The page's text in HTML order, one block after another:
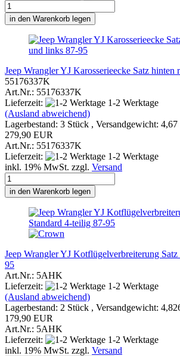
in den Warenkorb legen
Jeep Wrangler YJ Karosserieecke Satz hinten
55176337K
Art.Nr.: 55176337K
Lieferzeit:
1-2 Werktage
(Ausland abweichend)
Lagerbestand: 3 Stück , Versandgewicht: 4,67
279,90 EUR
Art.Nr.: 55176337K
Lieferzeit:
1-2 Werktage
inkl. 19% MwSt. zzgl. Versand
in den Warenkorb legen
Jeep Wrangler YJ Kotflügelverbreiterung
95
Art.Nr.: 5AHK
Lieferzeit:
1-2 Werktage
(Ausland abweichend)
Lagerbestand: 2 Stück , Versandgewicht:
179,90 EUR
Art.Nr.: 5AHK
Lieferzeit:
1-2 Werktage
inkl. 19% MwSt. zzgl. Versand